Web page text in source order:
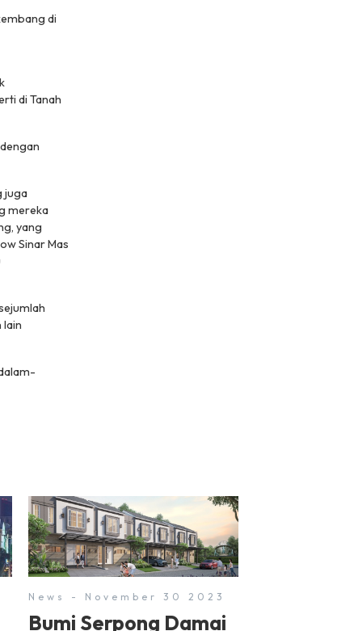
di
di Tanah
juga
mereka
yang
Sinar Mas
lain
News - November 30 2023
Bumi Serpong Damai